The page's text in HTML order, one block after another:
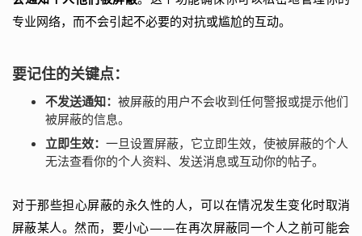
专业网络，而不会引起不必要的对抗或尴尬的互动。
要记住的关键点：
不发送通知： 被屏蔽的用户不会收到任何警报或提示他们
被屏蔽的信息。
立即生效： 一旦设置屏蔽，它立即生效，使被屏蔽的个人
无法查看你的个人资料、发送消息或互动你的帖子。
对于那些担心屏蔽的永久性的人，可以在情况发生变化时取消
屏蔽某人。然而，要小心——在再次屏蔽同一个人之前可能会